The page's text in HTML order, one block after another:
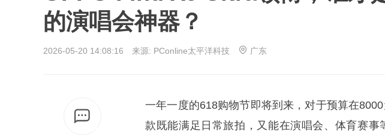
的演唱会神器？
2026-05-20 14:08:16 来源: PConline太平洋科技 广东
一年一度的618购物节即将到来，对于预算在
款既能满足日常旅拍，又能在演唱会、体育赛